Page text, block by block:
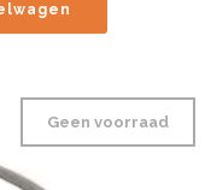
Geen voorraad